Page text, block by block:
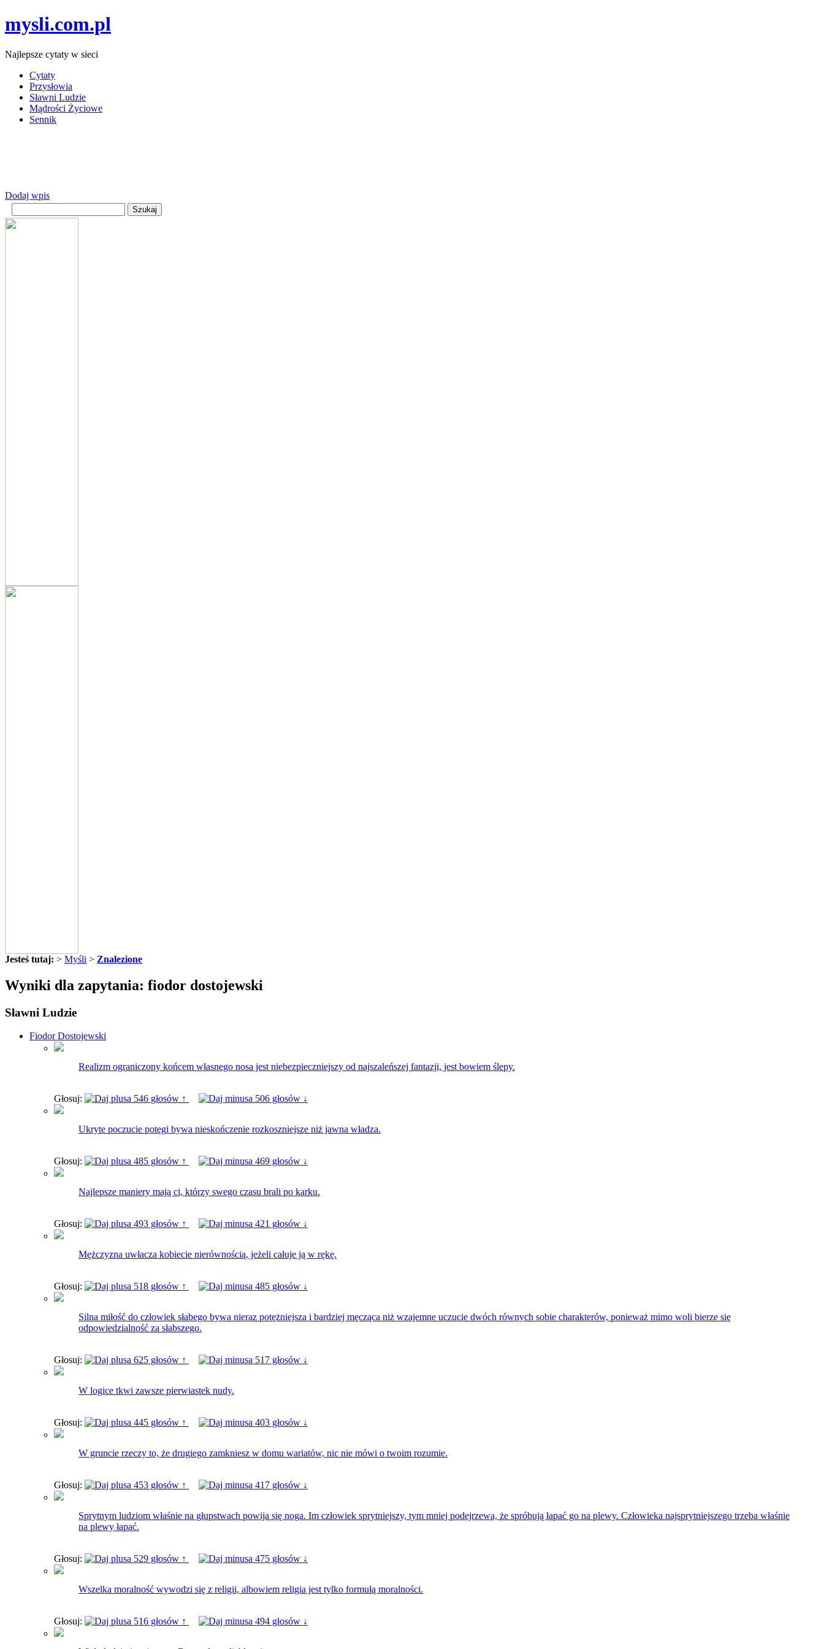
mysli.com.pl
Najlepsze cytaty w sieci
Cytaty
Przysłowia
Sławni Ludzie
Mądrości Życiowe
Sennik
Dodaj wpis
Jesteś tutaj: > Myśli > Znalezione
Wyniki dla zapytania: fiodor dostojewski
Sławni Ludzie
Fiodor Dostojewski
Realizm ograniczony końcem własnego nosa jest niebezpieczniejszy od najszaleńszej fantazji, jest bowiem ślepy.
Głosuj: 546 głosów ↑ 506 głosów ↓
Ukryte poczucie potęgi bywa nieskończenie rozkoszniejsze niż jawna władza.
Głosuj: 485 głosów ↑ 469 głosów ↓
Najlepsze maniery mają ci, którzy swego czasu brali po karku.
Głosuj: 493 głosów ↑ 421 głosów ↓
Mężczyzna uwłacza kobiecie nierównością, jeżeli całuje ją w rękę.
Głosuj: 518 głosów ↑ 485 głosów ↓
Silna miłość do człowiek słabego bywa nieraz potężniejsza i bardziej męcząca niż wzajemne uczucie dwóch równych sobie charakterów, ponieważ mimo woli bierze się
odpowiedzialność za słabszego.
Głosuj: 625 głosów ↑ 517 głosów ↓
W logice tkwi zawsze pierwiastek nudy.
Głosuj: 445 głosów ↑ 403 głosów ↓
W gruncie rzeczy to, że drugiego zamkniesz w domu wariatów, nic nie mówi o twoim rozumie.
Głosuj: 453 głosów ↑ 417 głosów ↓
Sprytnym ludziom właśnie na głupstwach powija się noga. Im człowiek sprytniejszy, tym mniej podejrzewa, że spróbują łapać go na plewy. Człowieka najsprytniejszego trzeba właśnie
na plewy łapać.
Głosuj: 529 głosów ↑ 475 głosów ↓
Wszelka moralność wywodzi się z religii, albowiem religia jest tylko formułą moralności.
Głosuj: 516 głosów ↑ 494 głosów ↓